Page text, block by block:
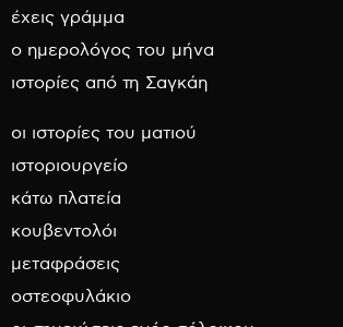
έχεις γράμμα
ο ημερολόγος του μήνα
ιστορίες από τη Σαγκάη
οι ιστορίες του ματιού
ιστοριουργείο
κάτω πλατεία
κουβεντολόι
μεταφράσεις
οστεοφυλάκιο